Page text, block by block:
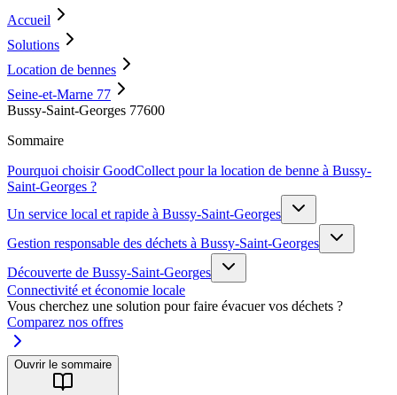
Accueil
Solutions
Location de bennes
Seine-et-Marne 77
Bussy-Saint-Georges 77600
Sommaire
Pourquoi choisir GoodCollect pour la location de benne à Bussy-
Saint-Georges ?
Un service local et rapide à Bussy-Saint-Georges
Gestion responsable des déchets à Bussy-Saint-Georges
Découverte de Bussy-Saint-Georges
Connectivité et économie locale
Vous cherchez une solution pour faire évacuer vos déchets ?
Comparez nos offres
Ouvrir le sommaire